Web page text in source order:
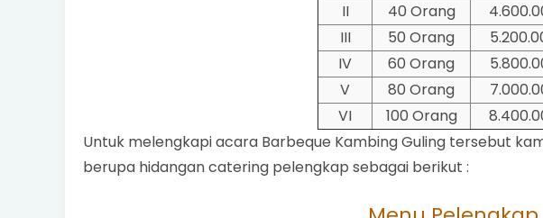
II
40 Orang
III
50 Orang
IV
60 Orang
V
80 Orang
VI
100 Orang
Untuk melengkapi acara Barbeque Kambing Guling tersebut
berupa hidangan catering pelengkap sebagai berikut :